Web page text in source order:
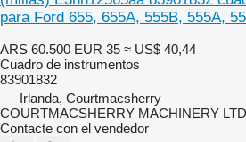
para Ford 655, 655A, 555B, 555A,
ARS 60.500 EUR 35 ≈ US$ 40,44
Cuadro de instrumentos
83901832
Irlanda, Courtmacsherry
COURTMACSHERRY MACHINERY LTD
Contacte con el vendedor